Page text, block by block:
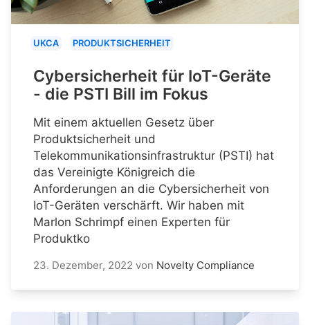
UKCA PRODUKTSICHERHEIT
Cybersicherheit für IoT-Geräte
- die PSTI Bill im Fokus
Mit einem aktuellen Gesetz über
Produktsicherheit und
Telekommunikationsinfrastruktur (PSTI) hat
das Vereinigte Königreich die
Anforderungen an die Cybersicherheit von
IoT-Geräten verschärft. Wir haben mit
Marlon Schrimpf einen Experten für
Produktko
23. Dezember, 2022 von Novelty Compliance